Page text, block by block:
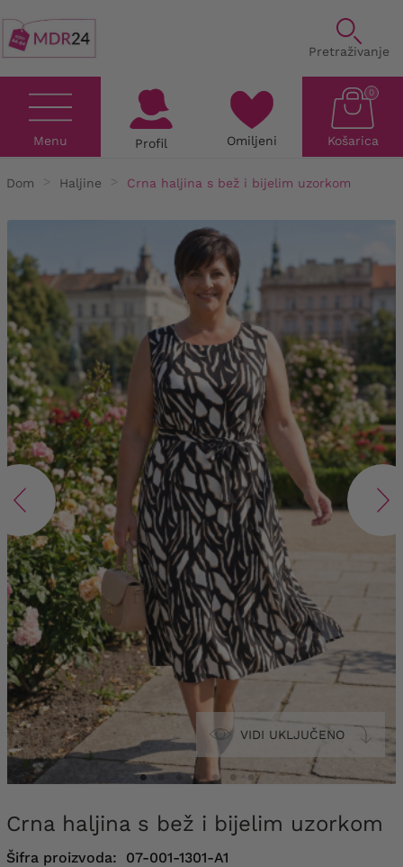
Pretraživanje
Menu Profil Omiljeni Košarica
0
Dom Haljine Crna haljina s bež i bijelim uzorkom
VIDI UKLJUČENO
Crna haljina s bež i bijelim uzorkom
Šifra proizvoda: 07-001-1301-A1